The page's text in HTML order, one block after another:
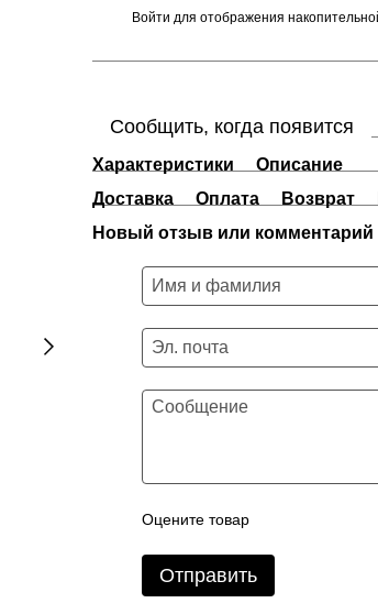
Войти для отображения
Сообщить, когда появится
Характеристики
Описание
Доставка
Оплата Возврат
Новый отзыв или комментарий
Оцените товар
Отправить